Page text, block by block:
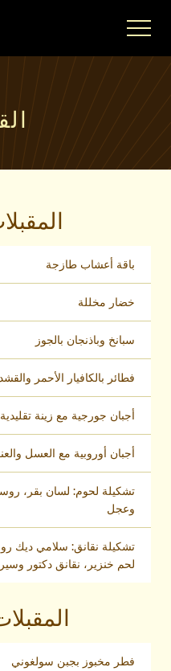
باقة أعشاب طازجة
خضار مخللة
سبانخ وباذنجان بالجوز
فطائر بالكافيار الأحمر
أجبان جورجية مع زينة تقليدية
أجبان أوروبية مع العسل
تشكيلة لحوم: لسان بقر،
وعجل
تشكيلة نقانق: سلامي ديك
لحم خنزير، نقانق دكتور
فطر مخبوز بجبن سولغوني